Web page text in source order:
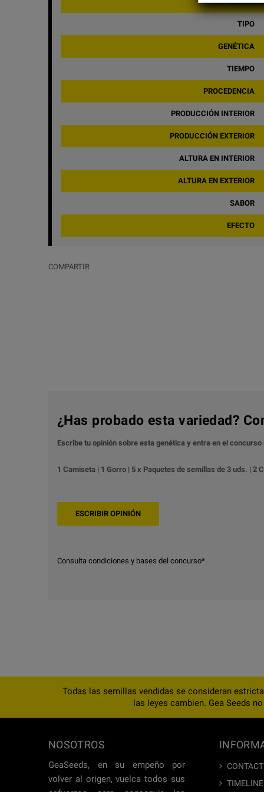
TIPO
GENÉTICA
TIEMPO
PROCEDENCIA
PRODUCCIÓN INTERIOR
PRODUCCIÓN EXTERIOR
ALTURA EN INTERIOR
ALTURA EN EXTERIOR
SABOR
EFECTO
COMPARTIR
¿Has probado esta variedad?
Escribe tu opinión sobre esta genética y entra en el
1 Camiseta | 1 Gorro | 5 x Paquetes de semillas de 3 uds. | 2
Consulta condiciones y bases del concurso*
Todas las semillas vendidas se consideran
las leyes cambien. Gea Seeds
NOSOTROS
GeaSeeds, en su empeño por
volver al origen, vuelca todos sus
TIMELINE